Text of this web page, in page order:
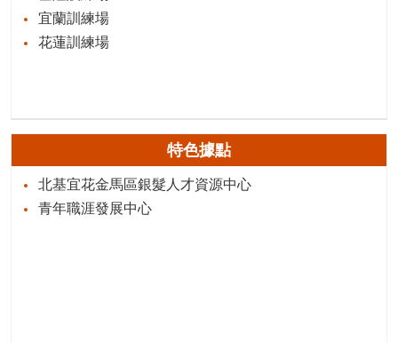
宜蘭訓練場
花蓮訓練場
特色據點
北基宜花金馬區銀髮人才資源中心
青年職涯發展中心